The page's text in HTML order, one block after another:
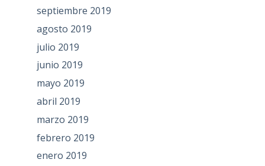
septiembre 2019
agosto 2019
julio 2019
junio 2019
mayo 2019
abril 2019
marzo 2019
febrero 2019
enero 2019